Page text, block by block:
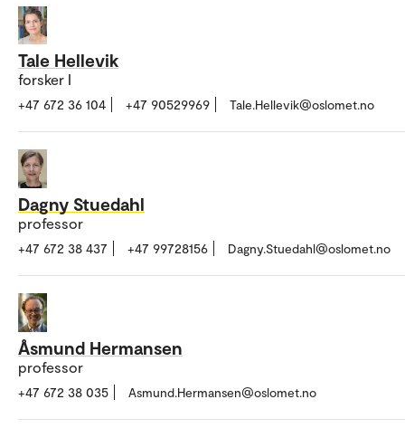
Tale Hellevik
forsker I
+47 672 36 104 +47 90529969 Tale.Hellevik@oslomet.no
Dagny Stuedahl
professor
+47 672 38 437 +47 99728156 Dagny.Stuedahl@oslomet.no
Åsmund Hermansen
professor
+47 672 38 035 Asmund.Hermansen@oslomet.no